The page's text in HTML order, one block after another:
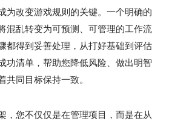
为改变游戏规则的关键。一个明确的
混乱转变为可预测、可管理的工作流
都得到妥善处理，从打好基础到评估
功清单，帮助您降低风险、做出明智
共同目标保持一致。
，您不仅仅是在管理项目，而是在从